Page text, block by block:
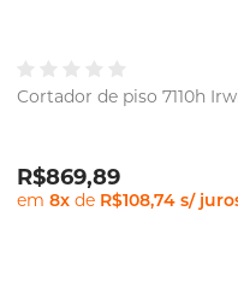
Cortador de piso 7110h
R$869,89
em8x de R$108,74 s/